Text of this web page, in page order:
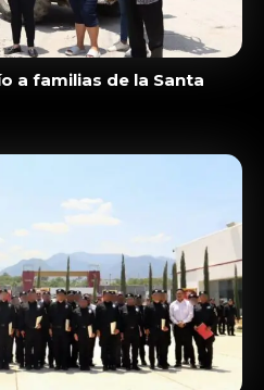
a familias de la Santa